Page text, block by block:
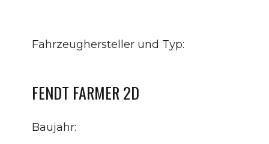
Fahrzeughersteller und Typ:
FENDT FARMER 2D
Baujahr: